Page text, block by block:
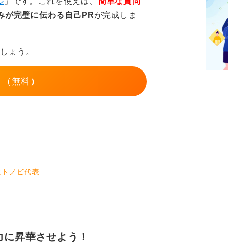
話し方ならあなたの行動力や問題解
られますよ！
が完璧に伝わる自己PRが完成しま
ょう。
無料）
ノビ代表
昇華させよう！